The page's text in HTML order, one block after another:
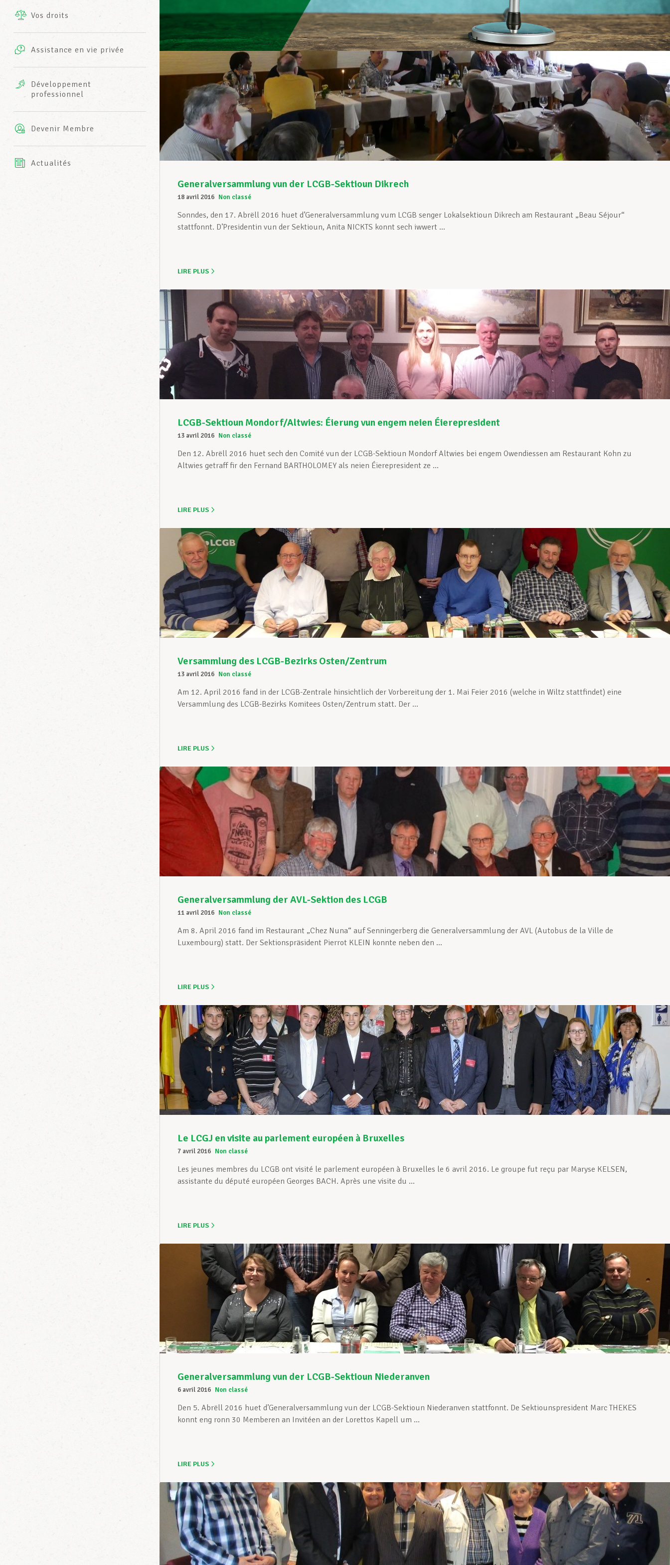
INFO-CENTER
Vos droits
Assistance en vie privée
complémentaires
AXA
Développement
professionnel
Devenir Membre
Actualités
Generalversammlung vun der LCGB-Sektioun Dikrech
18 avril 2016 Non classé
Sonndes, den 17. Abrëll 2016 huet d’Generalversammlung vum LCGB senger Lokalsektioun Dikrech am Restaurant „Beau Séjour“
stattfonnt. D’Presidentin vun der Sektioun, Anita NICKTS konnt sech iwwert ...
LIRE PLUS
LCGB-Sektioun Mondorf/Altwies: Éierung vun engem neien Éierepresident
13 avril 2016 Non classé
Den 12. Abrëll 2016 huet sech den Comité vun der LCGB-Sektioun Mondorf Altwies bei engem Owendiessen am Restaurant Kohn zu
Altwies getraff fir den Fernand BARTHOLOMEY als neien Éierepresident ze ...
LIRE PLUS
Versammlung des LCGB-Bezirks Osten/Zentrum
13 avril 2016 Non classé
Am 12. April 2016 fand in der LCGB-Zentrale hinsichtlich der Vorbereitung der 1. Mai Feier 2016 (welche in Wiltz stattfindet) eine
Versammlung des LCGB-Bezirks Komitees Osten/Zentrum statt. Der ...
LIRE PLUS
Generalversammlung der AVL-Sektion des LCGB
11 avril 2016 Non classé
Am 8. April 2016 fand im Restaurant „Chez Nuna“ auf Senningerberg die Generalversammlung der AVL (Autobus de la Ville de
Luxembourg) statt. Der Sektionspräsident Pierrot KLEIN konnte neben den ...
LIRE PLUS
Le LCGJ en visite au parlement européen à Bruxelles
7 avril 2016 Non classé
Les jeunes membres du LCGB ont visité le parlement européen à Bruxelles le 6 avril 2016. Le groupe fut reçu par Maryse KELSEN,
assistante du député européen Georges BACH. Après une visite du ...
LIRE PLUS
Generalversammlung vun der LCGB-Sektioun Niederanven
6 avril 2016 Non classé
Den 5. Abrëll 2016 huet d’Generalversammlung vun der LCGB-Sektioun Niederanven stattfonnt. De Sektiounspresident Marc THEKES
konnt eng ronn 30 Memberen an Invitéen an der Lorettos Kapell um ...
LIRE PLUS